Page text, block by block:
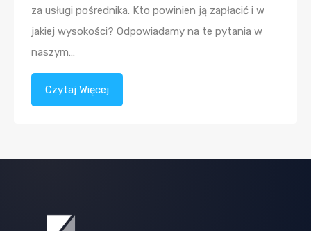
za usługi pośrednika. Kto powinien ją zapłacić i w
jakiej wysokości? Odpowiadamy na te pytania w
naszym…
Czytaj Więcej